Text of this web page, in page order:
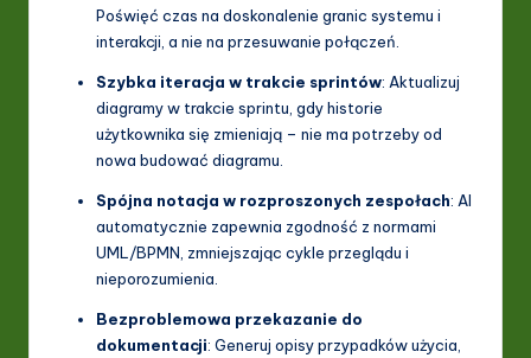
Poświęć czas na doskonalenie granic systemu i
interakcji, a nie na przesuwanie połączeń.
Szybka iteracja w trakcie sprintów: Aktualizuj
diagramy w trakcie sprintu, gdy historie
użytkownika się zmieniają – nie ma potrzeby od
nowa budować diagramu.
Spójna notacja w rozproszonych zespołach: AI
automatycznie zapewnia zgodność z normami
UML/BPMN, zmniejszając cykle przeglądu i
nieporozumienia.
Bezproblemowa przekazanie do
dokumentacji: Generuj opisy przypadków użycia,